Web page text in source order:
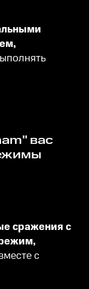
сражения с
с